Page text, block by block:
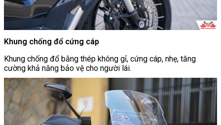
Khung chống đổ cứng cáp
Khung chống đổ bằng thép không gỉ, cứng cáp, nhẹ, tăng
cường khả năng bảo vệ cho người lái.